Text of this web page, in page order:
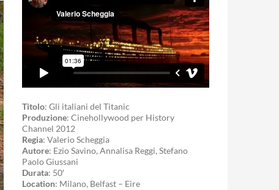
Titolo: Gli italiani del Titanic
Produzione: Cinehollywood per History
Channel 2012
Regia: Valerio Scheggia
Autore: Ezio Savino, Annalisa Reggi, Stefano
Paolo Giussani
Durata: 50′
Location: Milano, Belfast – Eire